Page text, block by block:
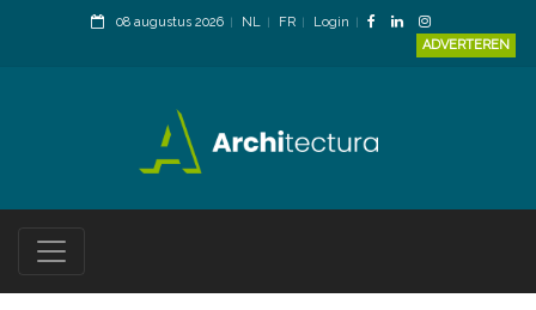
08 augustus 2026 NL FR
Login
ADVERTEREN